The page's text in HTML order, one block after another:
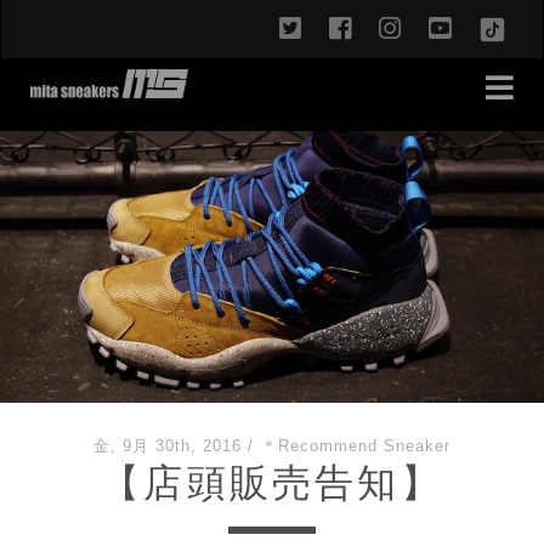
twitterfacebookinstagram
金, 9月 30th, 2016 / ＊Recommend Sneaker
【店頭販売告知】